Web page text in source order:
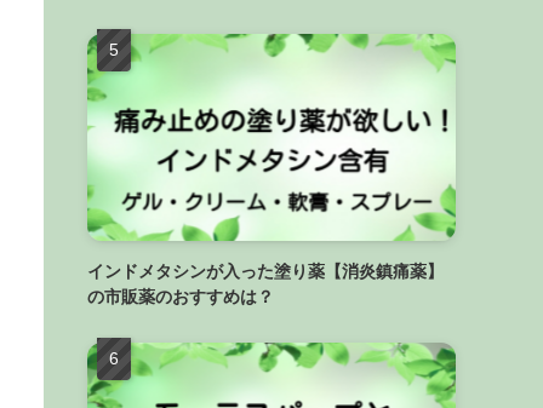
インドメタシンが入った塗り薬【消炎鎮痛薬】
の市販薬のおすすめは？